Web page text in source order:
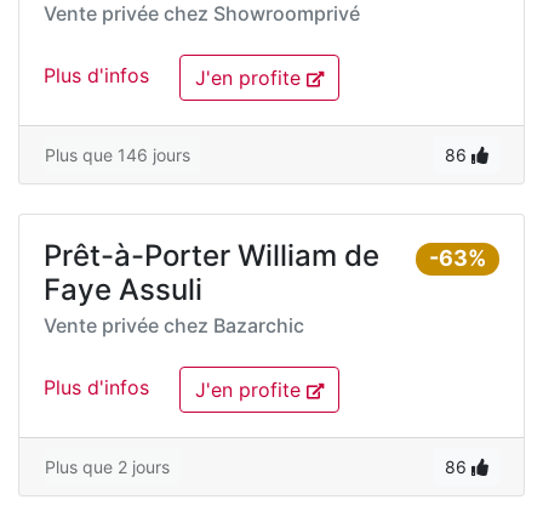
Vente privée chez Showroomprivé
Plus d'infos J'en profite
Plus que 146 jours 86
-63%
Prêt-à-Porter William de
Faye Assuli
Vente privée chez Bazarchic
Plus d'infos J'en profite
Plus que 2 jours 86